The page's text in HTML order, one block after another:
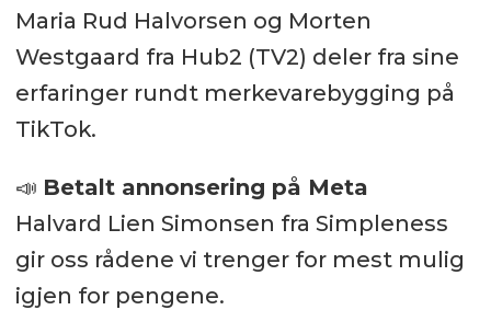
Maria Rud Halvorsen og Morten
Westgaard fra Hub2 (TV2) deler fra sine
erfaringer rundt merkevarebygging på
TikTok.
📣 Betalt annonsering på Meta
Halvard Lien Simonsen fra Simpleness
gir oss rådene vi trenger for mest mulig
igjen for pengene.